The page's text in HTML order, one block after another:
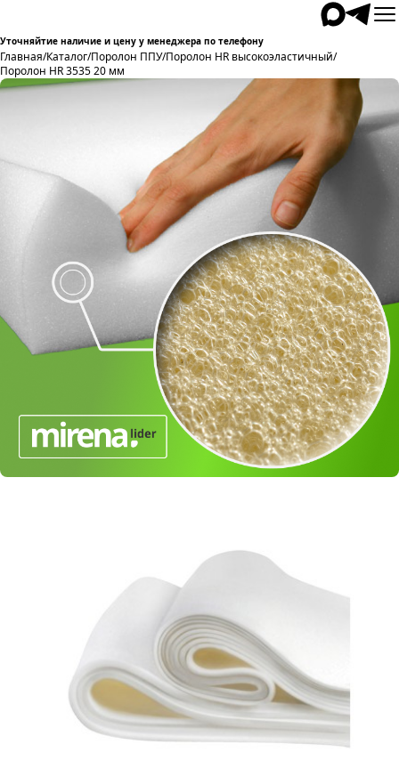
Уточняйтие наличие и цену у менеджера по телефону
Главная/Каталог/Поролон ППУ/Поролон HR высокоэластичный/
Поролон HR 3535 20 мм